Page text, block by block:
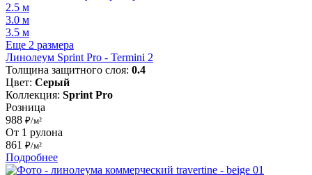
2.5 м
3.0 м
3.5 м
Еще 2 размера
Линолеум Sprint Pro - Termini 2
Толщина защитного слоя: 0.4
Цвет: Серый
Коллекция: Sprint Pro
Розница
988 ₽/м²
От 1 рулона
861 ₽/м²
Подробнее